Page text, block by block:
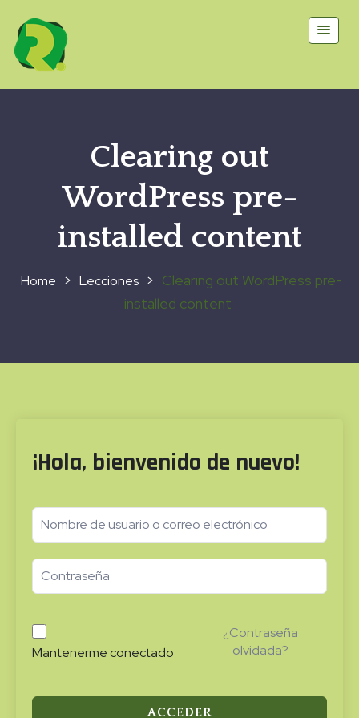
Clearing out
WordPress pre-
installed content
> Lecciones > Clearing out WordPress pre-
installed content
¡Hola, bienvenido de nuevo!
Mantenerme conectado
¿Contraseña
olvidada?
ACCEDER